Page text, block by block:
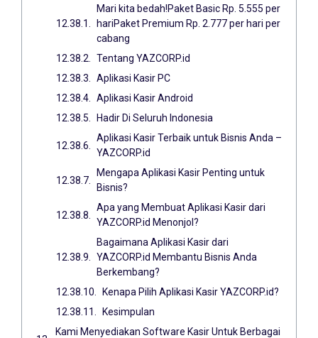
Mari kita bedah!Paket Basic Rp. 5.555 per
hariPaket Premium Rp. 2.777 per hari per
cabang
Tentang YAZCORP.id
Aplikasi Kasir PC
Aplikasi Kasir Android
Hadir Di Seluruh Indonesia
Aplikasi Kasir Terbaik untuk Bisnis Anda –
YAZCORP.id
Mengapa Aplikasi Kasir Penting untuk
Bisnis?
Apa yang Membuat Aplikasi Kasir dari
YAZCORP.id Menonjol?
Bagaimana Aplikasi Kasir dari
YAZCORP.id Membantu Bisnis Anda
Berkembang?
Kenapa Pilih Aplikasi Kasir YAZCORP.id?
Kesimpulan
Kami Menyediakan Software Kasir Untuk Berbagai